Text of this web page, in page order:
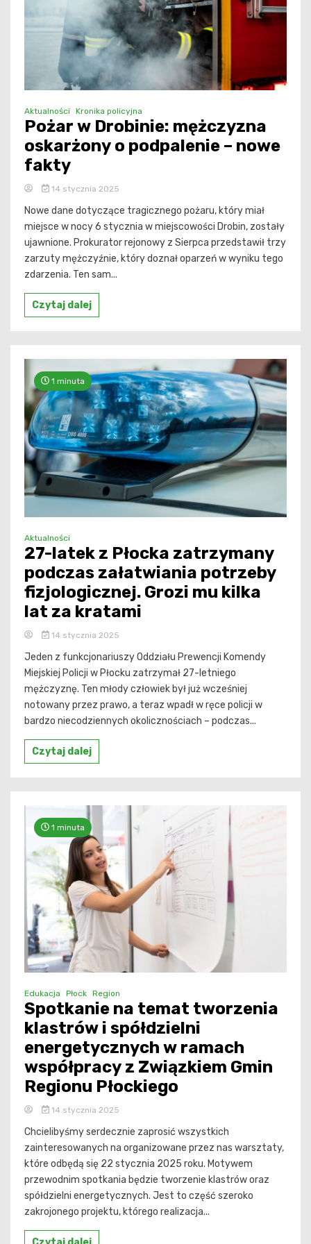
Aktualności Kronika policyjna
Pożar w Drobinie: mężczyzna
oskarżony o podpalenie – nowe
fakty
14 stycznia 2025
Nowe dane dotyczące tragicznego pożaru, który miał
miejsce w nocy 6 stycznia w miejscowości Drobin, zostały
ujawnione. Prokurator rejonowy z Sierpca przedstawił trzy
zarzuty mężczyźnie, który doznał oparzeń w wyniku tego
zdarzenia. Ten sam...
Czytaj dalej
1 minuta
Aktualności
27-latek z Płocka zatrzymany
podczas załatwiania potrzeby
fizjologicznej. Grozi mu kilka
lat za kratami
14 stycznia 2025
Jeden z funkcjonariuszy Oddziału Prewencji Komendy
Miejskiej Policji w Płocku zatrzymał 27-letniego
mężczyznę. Ten młody człowiek był już wcześniej
notowany przez prawo, a teraz wpadł w ręce policji w
bardzo niecodziennych okolicznościach – podczas...
Czytaj dalej
1 minuta
Edukacja Płock Region
Spotkanie na temat tworzenia
klastrów i spółdzielni
energetycznych w ramach
współpracy z Związkiem Gmin
Regionu Płockiego
14 stycznia 2025
Chcielibyśmy serdecznie zaprosić wszystkich
zainteresowanych na organizowane przez nas warsztaty,
które odbędą się 22 stycznia 2025 roku. Motywem
przewodnim spotkania będzie tworzenie klastrów oraz
spółdzielni energetycznych. Jest to część szeroko
zakrojonego projektu, którego realizacja...